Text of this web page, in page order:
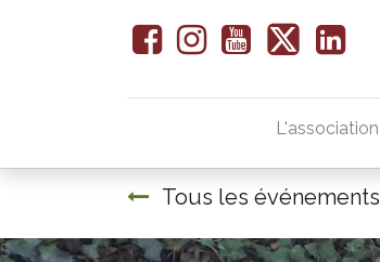
L'association
Tous les événements
S